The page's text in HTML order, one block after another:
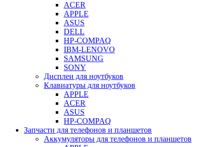
ACER
APPLE
ASUS
DELL
HP-COMPAQ
IBM-LENOVO
SAMSUNG
SONY
Дисплеи для ноутбуков
Клавиатуры для ноутбуков
APPLE
ACER
ASUS
HP-COMPAQ
Запчасти для телефонов и планшетов
Аккумуляторы для телефонов и планшетов